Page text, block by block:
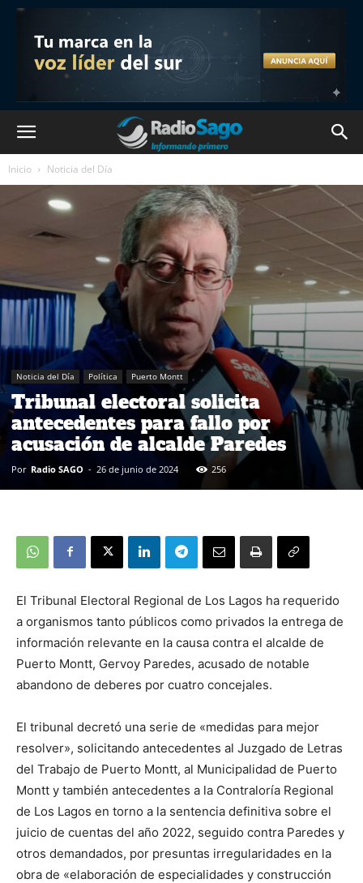
Inicio Noticia del Día
Noticia del Día Política Puerto Montt
Tribunal electoral solicita
antecedentes para fallo por
acusación de alcalde Paredes
Por Radio SAGO - 26 de junio de 2024 256
El Tribunal Electoral Regional de Los Lagos ha requerido
a organismos tanto públicos como privados la entrega de
información relevante en la causa contra el alcalde de
Puerto Montt, Gervoy Paredes, acusado de notable
abandono de deberes por cuatro concejales.
El tribunal decretó una serie de «medidas para mejor
resolver», solicitando antecedentes al Juzgado de Letras
del Trabajo de Puerto Montt, al Municipalidad de Puerto
Montt y también antecedentes a la Contraloría Regional
de Los Lagos en torno a la sentencia definitiva sobre el
juicio de cuentas del año 2022, seguido contra Paredes y
otros demandados, por presuntas irregularidades en la
obra de «elaboración de especialidades y construcción